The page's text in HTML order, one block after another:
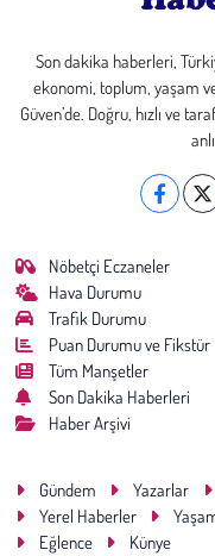
Son dakika haberleri,
ekonomi, toplum, yaşam
Güven’de. Doğru, hızlı ve
Nöbetçi Eczaneler
Hava Durumu
Trafik Durumu
Puan Durumu ve Fikstür
Tüm Manşetler
Son Dakika Haberleri
Haber Arşivi
Gündem Yazarlar
Yerel Haberler
Eğlence
Künye
Eğlence